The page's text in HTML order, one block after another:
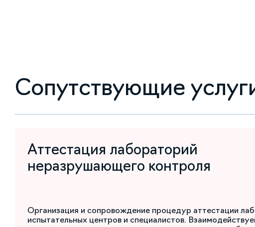
Сопутствующие
Аттестация лабораторий
неразрушающего контроля
Организация и сопровождение процедур аттестации
испытательных центров и специалистов.